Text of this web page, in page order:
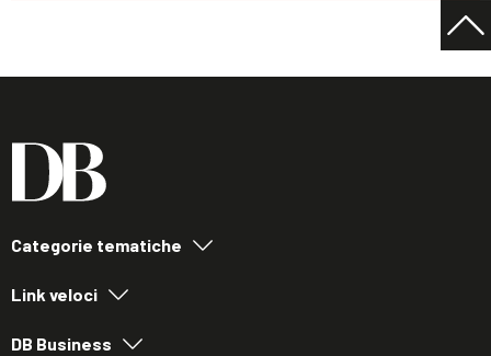
Categorie tematiche
Link veloci
DB Business